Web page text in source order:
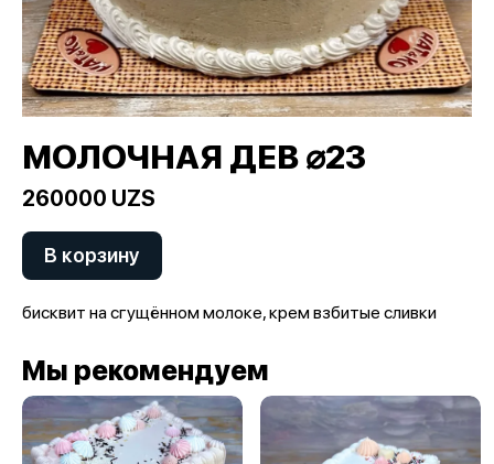
МОЛОЧНАЯ ДЕВ ⌀23
260000 UZS
В корзину
бисквит на сгущённом молоке, крем взбитые сливки
Мы рекомендуем